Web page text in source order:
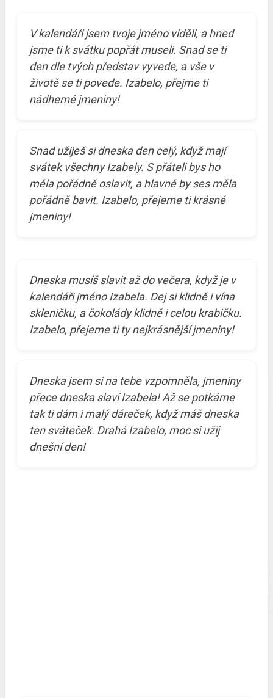
V kalendáři jsem tvoje jméno viděli, a hned
jsme ti k svátku popřát museli. Snad se ti
den dle tvých představ vyvede, a vše v
životě se ti povede. Izabelo, přejme ti
nádherné jmeniny!
Snad užiješ si dneska den celý, když mají
svátek všechny Izabely. S přáteli bys ho
měla pořádně oslavit, a hlavně by ses měla
pořádně bavit. Izabelo, přejeme ti krásné
jmeniny!
Dneska musíš slavit až do večera, když je v
kalendáři jméno Izabela. Dej si klidně i vína
skleničku, a čokolády klidně i celou krabičku.
Izabelo, přejeme ti ty nejkrásnější jmeniny!
Dneska jsem si na tebe vzpomněla, jmeniny
přece dneska slaví Izabela! Až se potkáme
tak ti dám i malý dáreček, když máš dneska
ten sváteček. Drahá Izabelo, moc si užij
dnešní den!